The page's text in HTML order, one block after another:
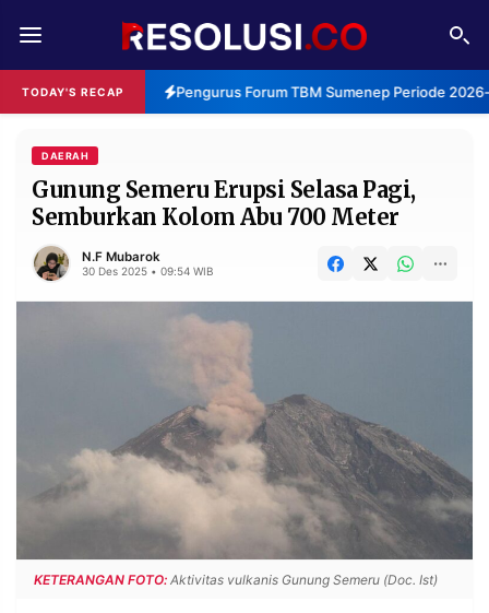
TODAY'S RECAP Pengurus Forum TBM Sumenep Periode
REDAKSI TENTANG
RESOLUSI IKLAN
RUBRIKASI
EDITORIAL AKSARA
INFORMASI
PRIVACY
POLICY
BERITA
IKLAN
KIRIM
TULISAN
DAERAH
Gunung Semeru Erupsi Selasa Pagi,
Semburkan Kolom Abu 700 Meter
N.F Mubarok
30 Des 2025 • 09:54 WIB
KETERANGAN FOTO: Aktivitas vulkanis Gunung Semeru (Doc. Ist)